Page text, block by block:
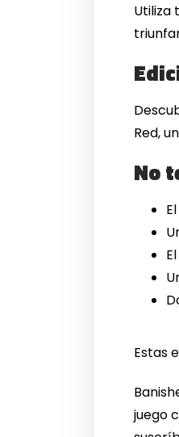
Utiliza
Red,
No
Estas
juego